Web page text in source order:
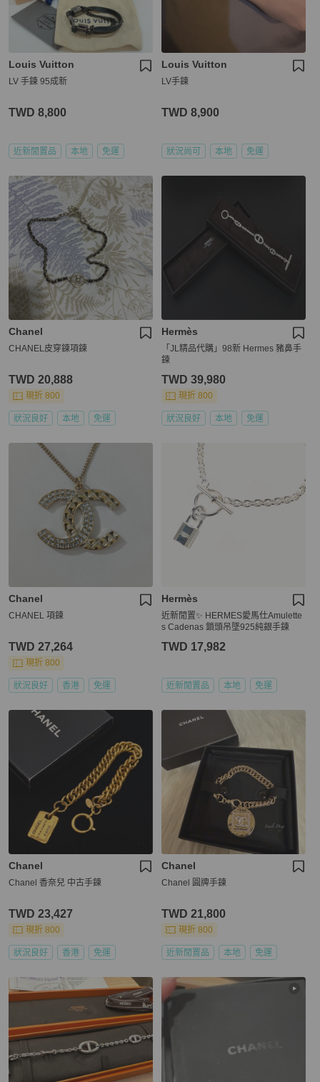
Louis Vuitton
LV 手鍊 95成新
TWD 8,800
近新閒置品 本地 免運
Louis Vuitton
LV手鍊
TWD 8,900
狀況尚可 本地 免運
Chanel
CHANEL皮穿鍊項鍊
TWD 20,888
現折 800
狀況良好 本地 免運
Hermès
「JL精品代購」98新 Hermes 豬鼻手
鍊
TWD 39,980
現折 800
狀況良好 本地 免運
Chanel
CHANEL 項鍊
TWD 27,264
現折 800
狀況良好 香港 免運
Hermès
近新閒置✨ HERMES愛馬仕Amulette
s Cadenas 鎖頭吊墜925純銀手鍊
TWD 17,982
近新閒置品 本地 免運
Chanel
Chanel 香奈兒 中古手鍊
TWD 23,427
現折 800
狀況良好 香港 免運
Chanel
Chanel 圓牌手鍊
TWD 21,800
現折 800
近新閒置品 本地 免運